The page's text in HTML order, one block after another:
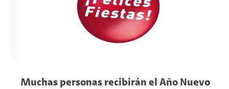
Muchas personas recibirán el Año Nuevo